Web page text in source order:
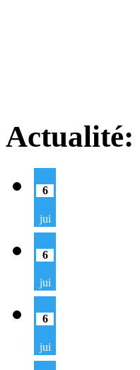
Actualité:
6
jui
6
jui
6
jui